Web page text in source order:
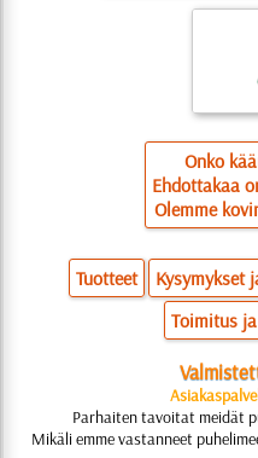
Onko
Ehdottakaa
Olemme
Tuotteet Kysymykset
Toimitus
Parhaiten tavoitat meidät
Mikäli emme vastanneet